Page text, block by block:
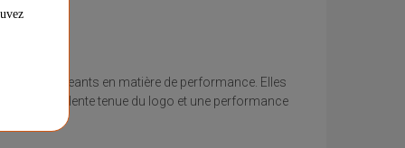
plus exigeants en matière de performance. Elles
une excellente tenue du logo et une performance